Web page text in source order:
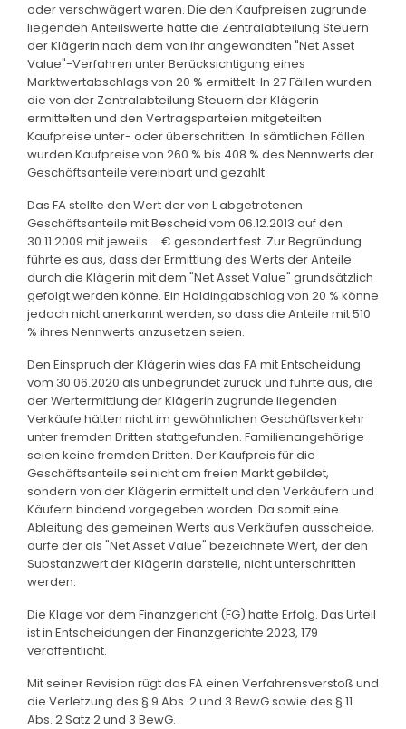
oder verschwägert waren. Die den Kaufpreisen zugrunde
liegenden Anteilswerte hatte die Zentralabteilung Steuern
der Klägerin nach dem von ihr angewandten "Net Asset
Value"-Verfahren unter Berücksichtigung eines
Marktwertabschlags von 20 % ermittelt. In 27 Fällen wurden
die von der Zentralabteilung Steuern der Klägerin
ermittelten und den Vertragsparteien mitgeteilten
Kaufpreise unter- oder überschritten. In sämtlichen Fällen
wurden Kaufpreise von 260 % bis 408 % des Nennwerts der
Geschäftsanteile vereinbart und gezahlt.
Das FA stellte den Wert der von L abgetretenen
Geschäftsanteile mit Bescheid vom 06.12.2013 auf den
30.11.2009 mit jeweils ... € gesondert fest. Zur Begründung
führte es aus, dass der Ermittlung des Werts der Anteile
durch die Klägerin mit dem "Net Asset Value" grundsätzlich
gefolgt werden könne. Ein Holdingabschlag von 20 % könne
jedoch nicht anerkannt werden, so dass die Anteile mit 510
% ihres Nennwerts anzusetzen seien.
Den Einspruch der Klägerin wies das FA mit Entscheidung
vom 30.06.2020 als unbegründet zurück und führte aus, die
der Wertermittlung der Klägerin zugrunde liegenden
Verkäufe hätten nicht im gewöhnlichen Geschäftsverkehr
unter fremden Dritten stattgefunden. Familienangehörige
seien keine fremden Dritten. Der Kaufpreis für die
Geschäftsanteile sei nicht am freien Markt gebildet,
sondern von der Klägerin ermittelt und den Verkäufern und
Käufern bindend vorgegeben worden. Da somit eine
Ableitung des gemeinen Werts aus Verkäufen ausscheide,
dürfe der als "Net Asset Value" bezeichnete Wert, der den
Substanzwert der Klägerin darstelle, nicht unterschritten
werden.
Die Klage vor dem Finanzgericht (FG) hatte Erfolg. Das Urteil
ist in Entscheidungen der Finanzgerichte 2023, 179
veröffentlicht.
Mit seiner Revision rügt das FA einen Verfahrensverstoß und
die Verletzung des § 9 Abs. 2 und 3 BewG sowie des § 11
Abs. 2 Satz 2 und 3 BewG.